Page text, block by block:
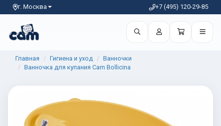
г. Москва +7 (495) 120-29-85
Главная Гигиена и уход
Ванночки
Ванночка для купания Cam Bollicina